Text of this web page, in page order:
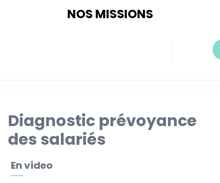
NOS MISSIONS
Diagnostic prévoyance
des salariés
En video